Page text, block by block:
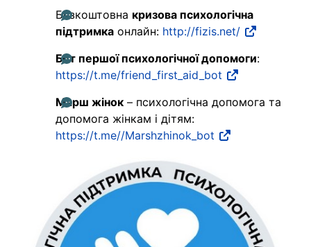
Безкоштовна кризова психологічна
підтримка онлайн: http://fizis.net/
Бот першої психологічної допомоги:
https://t.me/friend_first_aid_bot
Марш жінок – психологічна допомога та
допомога жінкам і дітям:
https://t.me//Marshzhinok_bot